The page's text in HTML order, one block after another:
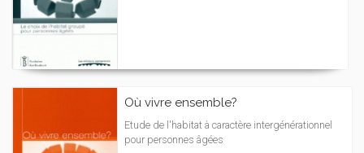
Où vivre ensemble?
Etude de l'habitat à caractère intergénérationnel
pour personnes âgées